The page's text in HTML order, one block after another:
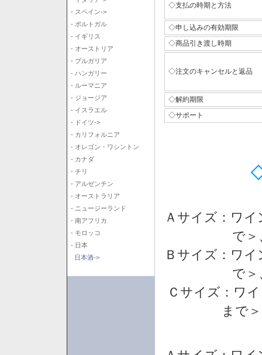
- スペイン->
- ポルトガル
- イギリス
- オーストリア
- ブルガリア
- ハンガリー
- ルーマニア
- ジョージア
- イスラエル
- ドイツ->
- カリフォルニア
- オレゴン・ワシントン
- カナダ
- チリ
- アルゼンチン
- オーストラリア
- ニュージーランド
- 南アフリカ
- モロッコ
- 日本
日本酒->
◇支払の時期と方法
◇申し込みの有効期限
◇商品引き渡し時期
◇注文のキャンセルと返品
◇解約期限
◇サポート
Ａサイズ：ワ
で
Ｂサイズ：ワ
で
Ｃサイズ：ワ
まで